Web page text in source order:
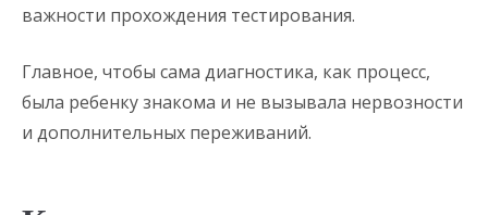
важности прохождения тестирования.
Главное, чтобы сама диагностика, как процесс,
была ребенку знакома и не вызывала нервозности
и дополнительных переживаний.